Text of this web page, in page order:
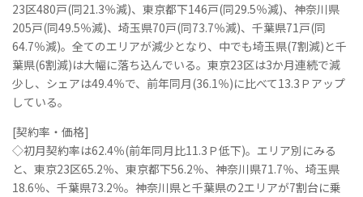
23区480戸(同21.3％減)、東京都下146戸(同29.5％減)、神奈川県
205戸(同49.5％減)、埼玉県70戸(同73.7％減)、千葉県71戸(同
64.7％減)。全てのエリアが減少となり、中でも埼玉県(7割減)と千
葉県(6割減)は大幅に落ち込んでいる。東京23区は3か月連続で減
少し、シェアは49.4％で、前年同月(36.1％)に比べて13.3Ｐアップ
している。
[契約率・価格]
◇初月契約率は62.4％(前年同月比11.3Ｐ低下)。エリア別にみる
と、東京23区65.2％、東京都下56.2％、神奈川県71.7％、埼玉県
18.6％、千葉県73.2％。神奈川県と千葉県の2エリアが7割台に乗